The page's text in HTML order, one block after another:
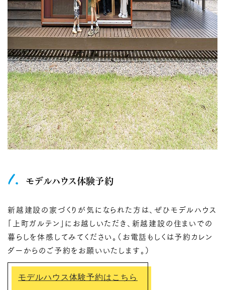
1. モデルハウス体験予約
新越建設の家づくりが気になられた方は、ぜひモデルハウス
「上町ガルテン」にお越しいただき、新越建設の住まいでの
暮らしを体感してみてください。（お電話もしくは予約カレン
ダーからのご予約をお願いいたします。）
モデルハウス体験予約はこちら